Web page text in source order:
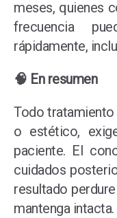
meses, quienes
frecuencia
rápidamente,
🧠 En resumen
Todo
o estético,
paciente. El
cuidados
resultado
mantenga intacta.